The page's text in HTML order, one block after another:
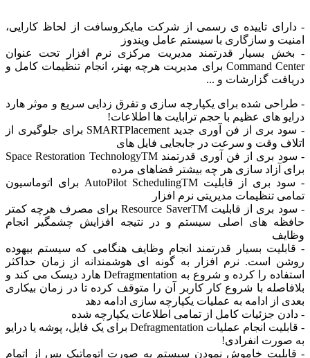
دارای تاییده ی رسمی از شرکت مایکروسافت از لحاظ کارایی،
و سازگاری با سیستم عامل ویندوز
بخش بسیار قدرتمند مدیریت مرکزی نرم افزار تحت عنوان
Command Center برای مدیریت هرچه بهتر، انجام تنظیمات کامل و
گزارشات و ...
طراحی شده برای یکپارچه سازی و تفرق زدایی سریع و موثر هارد
های عظیم با حجم ترابایت ها اطلاعات!
- سود بری از فن آوری جدید SMARTPlacement برای جلوگیری از
وقت و سرعت در جابجایی فایل های
- سود بری از فن آوری قدرتمند Space Restoration TechnologyTM
آزاد سازی هر چه بیشتر فضاهای مرده
- سود بری از قابلیت AutoPilot SchedulingTM برای اتوماسیون
تنظیمات مدیریتی نرم افزار
- سود بری از قابلیت Resource SaverTM برای مصرف هرچه کمتر
های اصلی سیستم و در نتیجه افزایش چشمگیر انجام
قابلیت بسیار قدرتمند انجام وظایف هنگامی که سیستم بیهوده
است. نرم افزار به گونه ای هوشمندانه از زمان حداکثر
استفاده را کرده و شروع به Defragmentation هارد دیسک می کند و
با شروع کار کاربر آن را متوقف کرده تا در زمان بیکاری
از ادامه به عملیات یکپارچه سازی ادامه دهد
دادن جزئیات کامل از تمامی اطلاعات یکپارچه شده
- قابلیت انجام عملیات Defragmentation برای یک فایل، پوشه یا درایو
صورت انفرادی!
قابلیت خاموش نمودن سیستم به صورت اتوماتیک پس از اتمام